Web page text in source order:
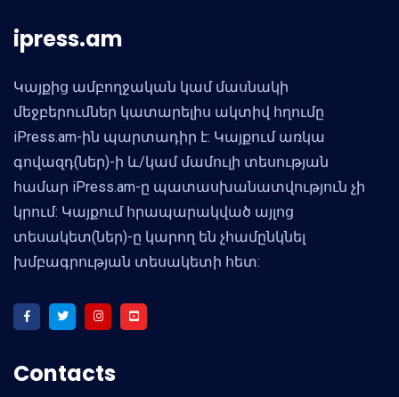
ipress.am
Կայքից ամբողջական կամ մասնակի
մեջբերումներ կատարելիս ակտիվ հղումը
iPress.am-ին պարտադիր է: Կայքում առկա
գովազդ(ներ)-ի և/կամ մամուլի տեսության
համար iPress.am-ը պատասխանատվություն չի
կրում: Կայքում հրապարակված այլոց
տեսակետ(ներ)-ը կարող են չհամընկնել
խմբագրության տեսակետի հետ:
Contacts